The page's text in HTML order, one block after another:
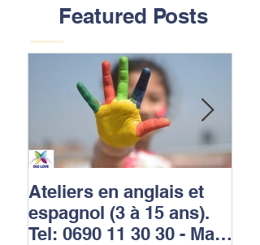
Featured Posts
Ateliers en anglais et
espagnol (3 à 15 ans).
Tel: 0690 11 30 30 - Mail: